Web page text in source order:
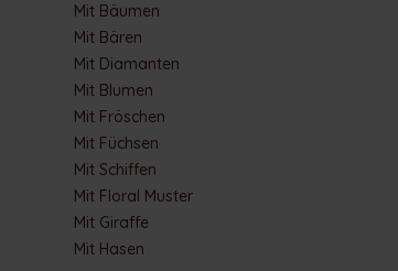
Mit Bäumen
Mit Bären
Mit Diamanten
Mit Blumen
Mit Fröschen
Mit Füchsen
Mit Schiffen
Mit Floral Muster
Mit Giraffe
Mit Hasen